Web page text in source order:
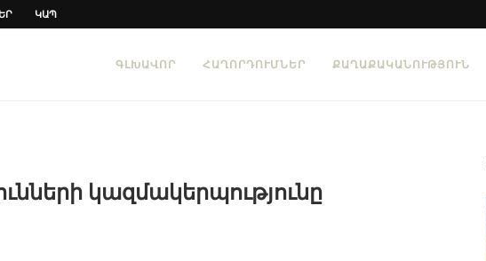
ԿԱՊ
ԳԼԽԱՎՈՐ ՀԱՂՈՐԴՈՒՄՆԵՐ ՔԱՂԱՔԱԿԱՆՈՒԹՅՈՒՆ
կազմակերպությունը